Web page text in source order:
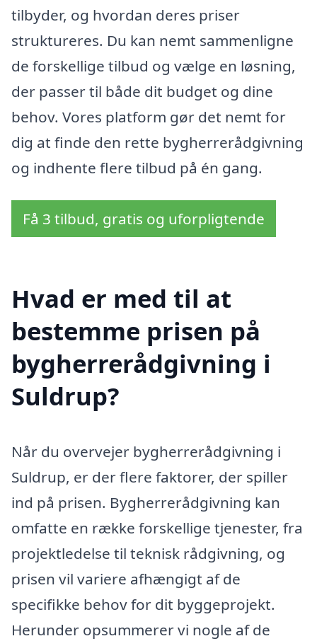
tilbyder, og hvordan deres priser
struktureres. Du kan nemt sammenligne
de forskellige tilbud og vælge en løsning,
der passer til både dit budget og dine
behov. Vores platform gør det nemt for
dig at finde den rette bygherrerådgivning
og indhente flere tilbud på én gang.
Få 3 tilbud, gratis og uforpligtende
Hvad er med til at
bestemme prisen på
bygherrerådgivning i
Suldrup?
Når du overvejer bygherrerådgivning i
Suldrup, er der flere faktorer, der spiller
ind på prisen. Bygherrerådgivning kan
omfatte en række forskellige tjenester, fra
projektledelse til teknisk rådgivning, og
prisen vil variere afhængigt af de
specifikke behov for dit byggeprojekt.
Herunder opsummerer vi nogle af de